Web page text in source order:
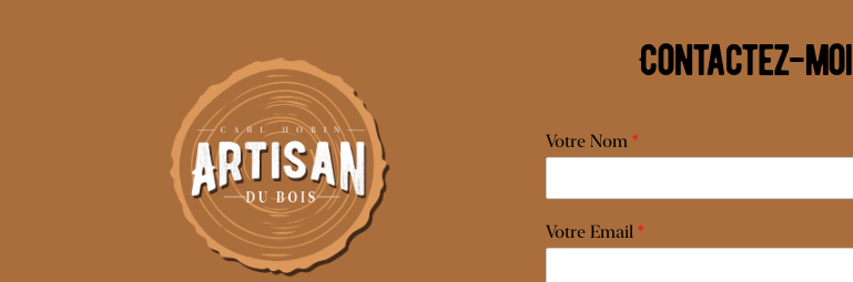
Contactez-moi
Votre Nom *
Votre Email *